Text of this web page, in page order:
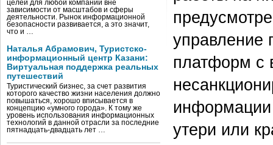
целей для любой компании вне
зависимости от масштабов и сферы
деятельности. Рынок информационной
безопасности развивается, а это значит,
что и …
Наталья Абрамович, Туристско-
информационный центр Казани:
Виртуальная поддержка реальных
путешествий
Туристический бизнес, за счет развития
которого качество жизни населения должно
повышаться, хорошо вписывается в
концепцию «умного города». К тому же
уровень использования информационных
технологий в данной отрасли за последние
пятнадцать-двадцать лет …
управление
платформ с
информации
утери или